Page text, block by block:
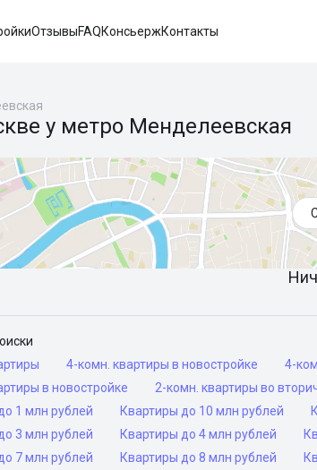
ОтзывыFAQКонсьержКонтакты
у метро Менделеевская
4-комн. квартиры в новостройке 4-
в новостройке
2-комн. квартиры во
1 млн рублей
Квартиры до 10 млн рублей
3 млн рублей
Квартиры до 4 млн рублей
7 млн рублей
Квартиры до 8 млн рублей